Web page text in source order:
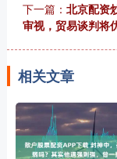
下一篇： 北京配资
审视，贸易谈判将
相关文章